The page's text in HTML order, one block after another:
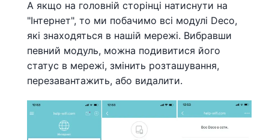
А якщо на головній сторінці натиснути на
"Інтернет", то ми побачимо всі модулі Deco,
які знаходяться в нашій мережі. Вибравши
певний модуль, можна подивитися його
статус в мережі, змінить розташування,
перезавантажить, або видалити.